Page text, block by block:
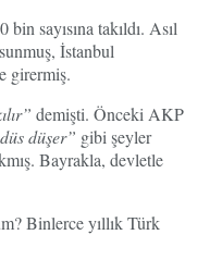
sayısına takıldı. Asıl
İstanbul
girermiş.
demişti. Önceki AKP
düşer” gibi şeyler
Bayrakla, devletle
Binlerce yıllık Türk